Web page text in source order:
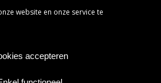
website en onze service te
accepteren